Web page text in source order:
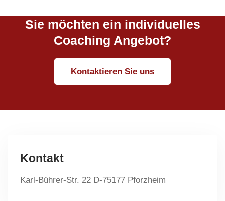
Sie möchten ein individuelles
Coaching Angebot?
Kontaktieren Sie uns
Kontakt
Karl-Bührer-Str. 22 D-75177 Pforzheim